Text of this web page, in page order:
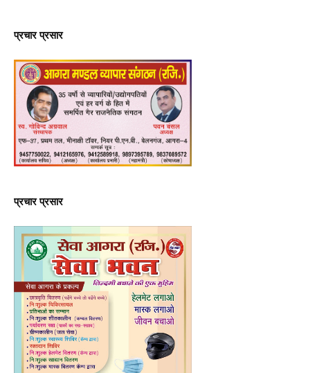
प्रचार प्रसार
प्रचार प्रसार